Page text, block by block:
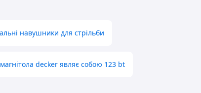
навушники для стрільби
decker являє собою 123 bt